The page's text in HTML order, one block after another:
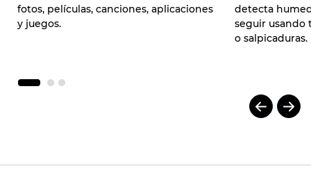
fotos, películas, canciones, aplicaciones
y juegos.
detecta
seguir usando
o salpicaduras.